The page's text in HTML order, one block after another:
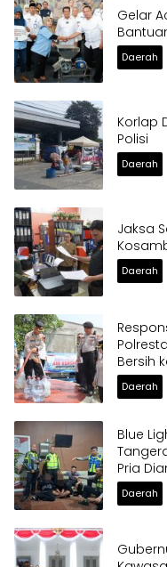
Gelar
Daerah
Korlap
Polisi
Daerah
Jaksa
Daerah
Bersih
Daerah
Blue
Pria
Daerah